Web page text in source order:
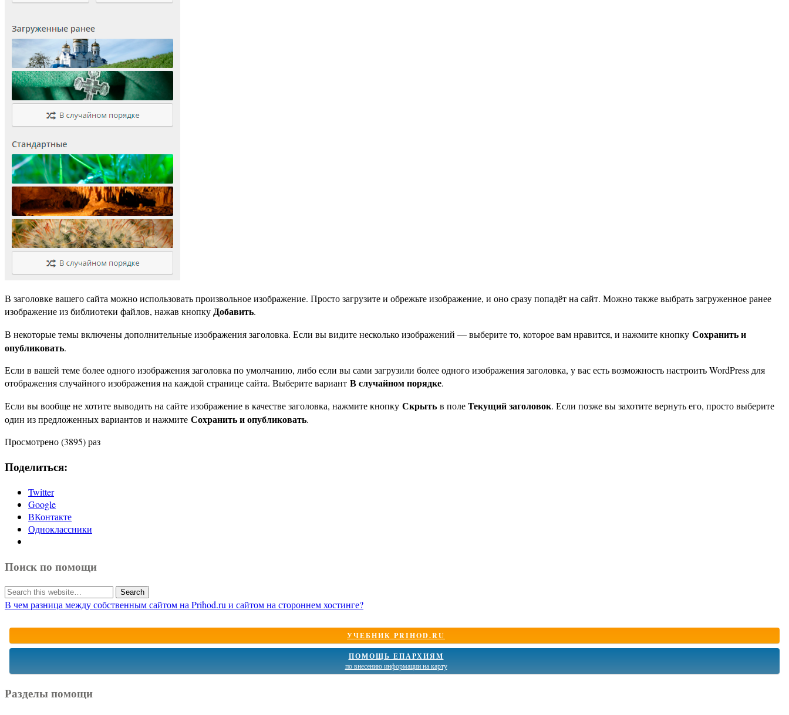
В заголовке вашего сайта можно использовать произвольное изображение. Просто загрузите и обрежьте изображение, и оно сразу попадёт на сайт. Можно также выбрать загруженное ранее
изображение из библиотеки файлов, нажав кнопкуДобавить.
В некоторые темы включены дополнительные изображения заголовка. Если вы видите несколько изображений — выберите то, которое вам нравится, и нажмите кнопку Сохранить и
опубликовать.
Если в вашей теме более одного изображения заголовка по умолчанию, либо если вы сами загрузили более одного изображения заголовка, у вас есть возможность настроить WordPress для
отображения случайного изображения на каждой странице сайта. Выберите вариант В случайном порядке.
Если вы вообще не хотите выводить на сайте изображение в качестве заголовка, нажмите кнопку Скрыть в полеТекущий заголовок. Если позже вы захотите вернуть его, просто выберите
один из предложенных вариантов и нажмите Сохранить и опубликовать.
Просмотрено (3895) раз
Поделиться:
Twitter
Google
ВКонтакте
Одноклассники
Поиск по помощи
В чем разница между собственным сайтом на Prihod.ru и сайтом на стороннем хостинге?
УЧЕБНИК PRIHOD.RU
ПОМОЩЬ ЕПАРХИЯМ
по внесению информации на карту
Разделы помощи